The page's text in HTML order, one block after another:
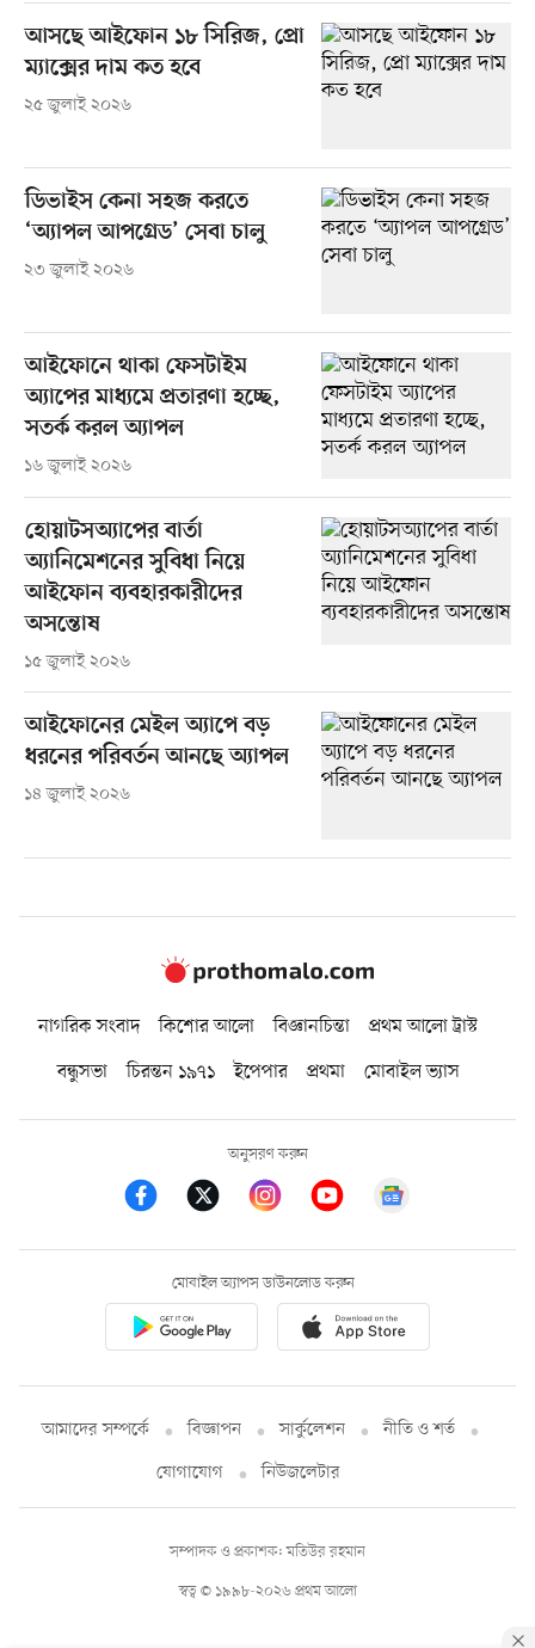
আসছে আইফোন ১৮ সিরিজ, প্রো
ম্যাক্সের দাম কত হবে
২৫ জুলাই ২০২৬
ডিভাইস কেনা সহজ করতে
‘অ্যাপল আপগ্রেড’ সেবা চালু
২৩ জুলাই ২০২৬
আইফোনে থাকা ফেসটাইম
অ্যাপের মাধ্যমে প্রতারণা হচ্ছে,
সতর্ক করল অ্যাপল
১৬ জুলাই ২০২৬
হোয়াটসঅ্যাপের বার্তা
অ্যানিমেশনের সুবিধা নিয়ে
আইফোন ব্যবহারকারীদের
অসন্তোষ
১৫ জুলাই ২০২৬
আইফোনের মেইল অ্যাপে বড়
ধরনের পরিবর্তন আনছে অ্যাপল
১৪ জুলাই ২০২৬
নাগরিক সংবাদ কিশোর আলো বিজ্ঞানচিন্তা
প্রথম আলো ট্রাস্ট
বন্ধুসভা
চিরন্তন ১৯৭১ ইপেপার প্রথমা মোবাইল ভ্যাস
অনুসরণ করুন
মোবাইল অ্যাপস ডাউনলোড করুন
আমাদের সম্পর্কে বিজ্ঞাপন সার্কুলেশন
নীতি ও শর্ত
যোগাযোগ
নিউজলেটার
স্বত্ব © ১৯৯৮-২০২৬ প্রথম আলো
সম্পাদক ও প্রকাশক: মতিউর রহমান